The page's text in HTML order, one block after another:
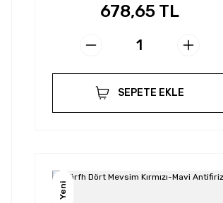
678,65 TL
SEPETE EKLE
Yeni